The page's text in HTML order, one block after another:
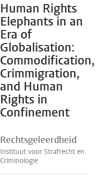
Human Rights
Elephants in an
Era of
Globalisation:
Commodification,
Crimmigration,
and Human
Rights in
Confinement
Rechtsgeleerdheid
Instituut voor Strafrecht en
Criminologie